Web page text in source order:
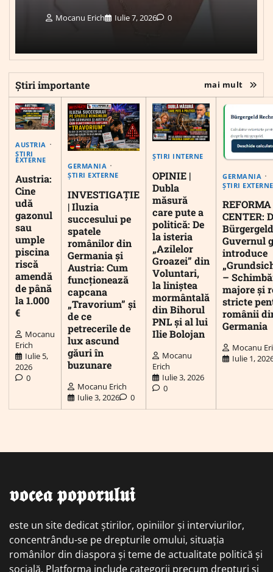
Mocanu Erich Iulie 7, 2026 0
Știri importante mai mult
AUSTRIA
ȘTIRI
EXTERNE
Austria:
Cine
udă
gazonul
sau
umple
piscina
riscă
amendă
de până
la 1.000
€
Mocanu
Erich
Iulie 5,
2026
0
GERMANIA
ȘTIRI EXTERNE
INVESTIGAȚIE
| Iluzia
succesului pe
spatele
românilor din
Germania și
Austria: Cum
funcționează
capcana
„Travorium” și
de ce
petrecerile de
lux ascund
găuri în
buzunare
Mocanu Erich
Iulie 3, 2026
0
ȘTIRI INTERNE
OPINIE |
Dubla
măsură
care pute a
politică: De
la isteria
„Azilelor
Groazei” din
Voluntari,
la liniștea
mormântală
din Bihorul
PNL și al lui
Ilie Bolojan
Mocanu
Erich
Iulie 3, 2026
0
GERMANIA
ȘTIRI EXTERNE
CENTER:
Guvernul
introduce
–
majore și
stricte
românii
Germania
Mocanu
Iulie 1,
𝖛𝖔𝖈𝖊𝖆 𝖕𝖔𝖕𝖔𝖗𝖚𝖑𝖚𝖎
este un site dedicat știrilor, opiniilor și interviurilor,
concentrându-se pe drepturile omului, situația
românilor din diaspora și teme de actualitate politică și
socială. Platforma include categorii precum drepturi și